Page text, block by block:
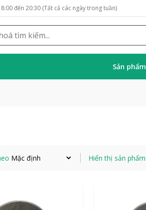
đến 20:30 (Tất cả các ngày trong tuần)
Sản phẩm
Hiển thị sản phẩm